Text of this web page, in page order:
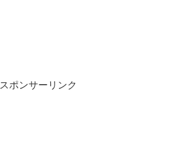
スポンサーリンク